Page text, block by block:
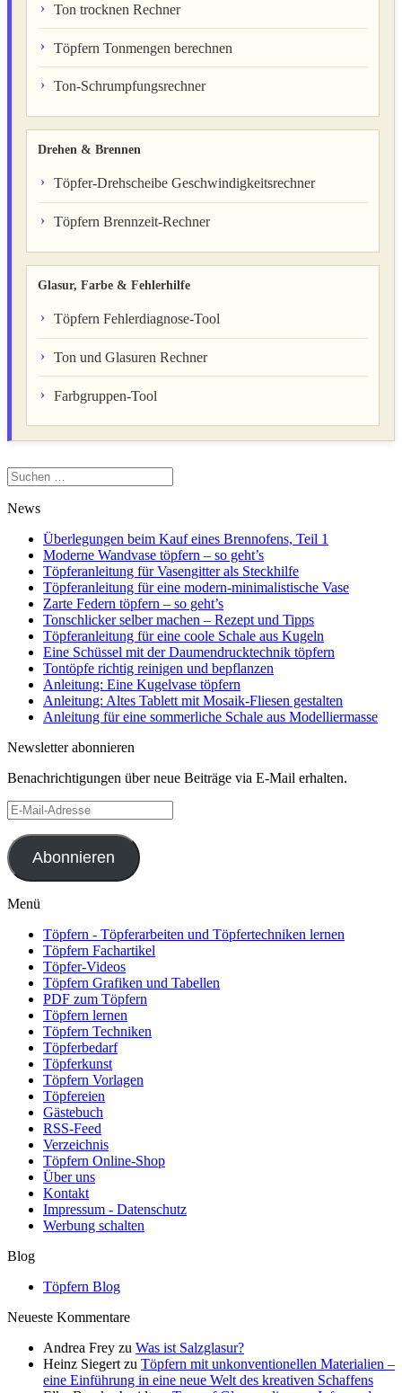
Ton trocknen Rechner
Töpfern Tonmengen berechnen
Ton-Schrumpfungsrechner
Drehen & Brennen
Töpfer-Drehscheibe Geschwindigkeitsrechner
Töpfern Brennzeit-Rechner
Glasur, Farbe & Fehlerhilfe
Töpfern Fehlerdiagnose-Tool
Ton und Glasuren Rechner
Farbgruppen-Tool
Suchen
nach:
News
Überlegungen beim Kauf eines Brennofens, Teil 1
Moderne Wandvase töpfern – so geht’s
Töpferanleitung für Vasengitter als Steckhilfe
Töpferanleitung für eine modern-minimalistische Vase
Zarte Federn töpfern – so geht’s
Tonschlicker selber machen – Rezept und Tipps
Töpferanleitung für eine coole Schale aus Kugeln
Eine Schüssel mit der Daumendrucktechnik töpfern
Tontöpfe richtig reinigen und bepflanzen
Anleitung: Eine Kugelvase töpfern
Anleitung: Altes Tablett mit Mosaik-Fliesen gestalten
Anleitung für eine sommerliche Schale aus Modelliermasse
Newsletter abonnieren
Benachrichtigungen über neue Beiträge via E-Mail erhalten.
E-
Mail-
Adresse
Abonnieren
Menü
Töpfern - Töpferarbeiten und Töpfertechniken lernen
Töpfern Fachartikel
Töpfer-Videos
Töpfern Grafiken und Tabellen
PDF zum Töpfern
Töpfern lernen
Töpfern Techniken
Töpferbedarf
Töpferkunst
Töpfern Vorlagen
Töpfereien
Gästebuch
RSS-Feed
Verzeichnis
Töpfern Online-Shop
Über uns
Kontakt
Impressum - Datenschutz
Werbung schalten
Blog
Töpfern Blog
Neueste Kommentare
Andrea Frey zu Was ist Salzglasur?
Heinz Siegert zu Töpfern mit unkonventionellen Materialien –
eine Einführung in eine neue Welt des kreativen Schaffens